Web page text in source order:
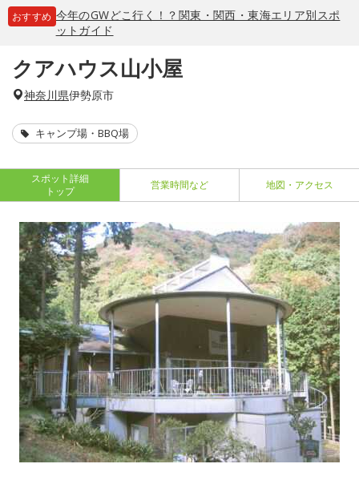
おすすめ 今年のGWどこ行く！？関東・関西・東海エリア別スポ
ットガイド
クアハウス山小屋
神奈川県伊勢原市
キャンプ場・BBQ場
スポット詳細
トップ
営業時間など 地図・アクセス